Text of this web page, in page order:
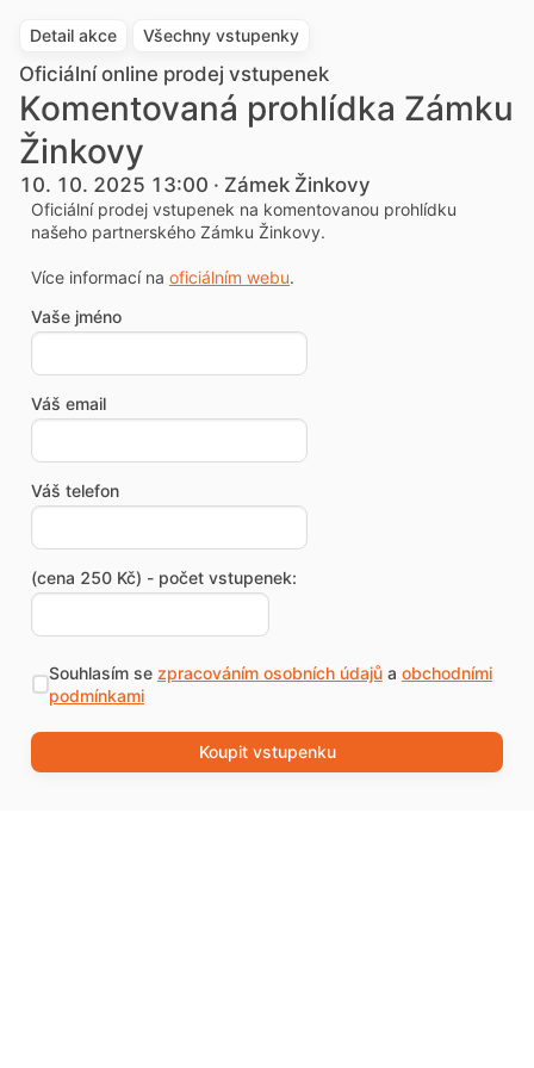
Detail akce Všechny vstupenky
Oficiální online prodej vstupenek
Komentovaná prohlídka Zámku
Žinkovy
10. 10. 2025 13:00 · Zámek Žinkovy
Oficiální prodej vstupenek na komentovanou prohlídku
našeho partnerského Zámku Žinkovy.
Více informací na oficiálním webu.
Vaše jméno
Váš email
Váš telefon
(cena 250 Kč) - počet vstupenek:
Souhlasím se zpracováním osobních údajůa obchodními
podmínkami
Koupit vstupenku